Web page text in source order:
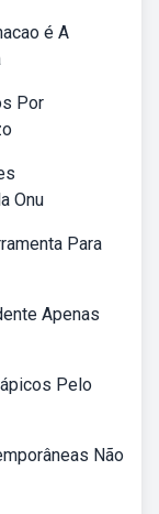
é A
Por
Onu
Para
Apenas
Pelo
Não